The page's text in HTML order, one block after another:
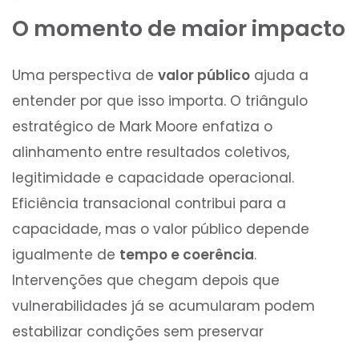
O momento de maior impacto
Uma perspectiva de valor público ajuda a
entender por que isso importa. O triângulo
estratégico de Mark Moore enfatiza o
alinhamento entre resultados coletivos,
legitimidade e capacidade operacional.
Eficiência transacional contribui para a
capacidade, mas o valor público depende
igualmente de tempo e coerência.
Intervenções que chegam depois que
vulnerabilidades já se acumularam podem
estabilizar condições sem preservar